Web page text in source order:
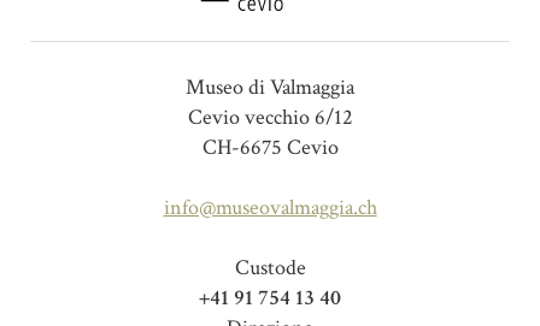
Museo di Valmaggia
Cevio vecchio 6/12
CH-6675 Cevio
info@museovalmaggia.ch
Custode
+41 91 754 13 40